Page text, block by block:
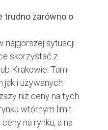
trudno zarówno o
najgorszej sytuacji
skorzystać z
Krakowie. Tam
jak i używanych
niż ceny na tych
wtórnym limit
na rynku, a na